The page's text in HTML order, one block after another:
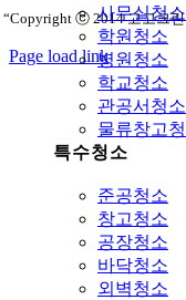
사무실청소
학원청소
병원청소
학교청소
관공서청소
물류창고
특수청소
준공청소
창고청소
공장청소
바닥청소
외벽청소
“Copyright ⓒ 2014 고고크린
Page load link